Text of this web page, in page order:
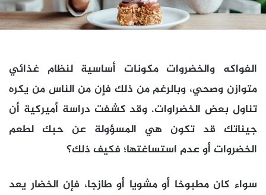
الفواكه والخضروات مكونات أساسية لنظام غذائي
متوازن وصحي، وبالرغم من ذلك فإن من الناس من يكره
تناول بعض الخضراوات. وقد كشفت دراسة أميركية أن
جيناتك قد تكون هي المسؤولة عن حبك لطعم
الخضروات أو عدم استساغتها؛ فكيف ذلك؟
سواء كان مطبوخا أو مشويا أو طازجا، فإن الخضار يعد